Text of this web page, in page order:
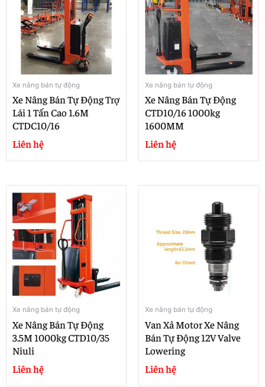
Xe nâng bán tự động
Xe Nâng Bán Tự Động Trợ
Lái 1 Tấn Cao 1.6M
CTDC10/16
Liên hệ
Xe nâng bán tự động
Xe Nâng Bán Tự Động
CTD10/16 1000kg
1600MM
Liên hệ
Xe nâng bán tự động
Xe Nâng Bán Tự Động
3.5M 1000kg CTD10/35
Niuli
Liên hệ
Xe nâng bán tự động
Van Xả Motor Xe Nâng
Bán Tự Động 12V Valve
Lowering
Liên hệ